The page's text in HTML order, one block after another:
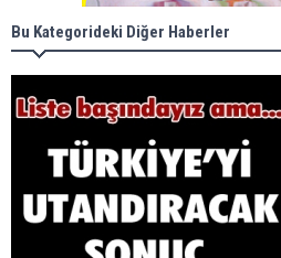
Bu Kategorideki Diğer Haberler